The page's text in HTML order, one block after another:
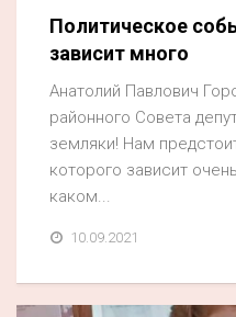
Политическое
зависит много
Анатолий Павлович
районного Совета
земляки! Нам
которого зависит
каком...
10.09.2021